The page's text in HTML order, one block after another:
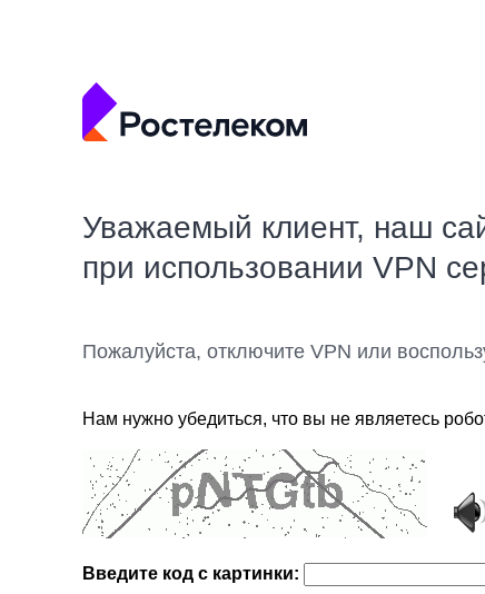
Уважаемый клиент, наш
при использовании VPN
Пожалуйста, отключите VPN или
Нам нужно убедиться, что вы не являетесь
Введите код с картинки: